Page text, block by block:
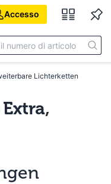
Accesso
Lichterketten